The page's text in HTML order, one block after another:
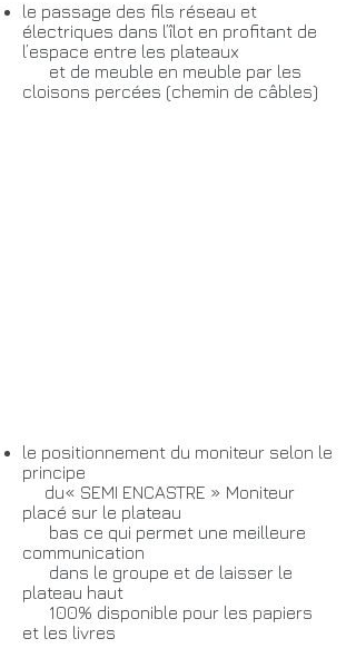
le passage des fils réseau et
électriques dans l’îlot en profitant de
l’espace entre les plateaux
et de meuble en meuble par les
cloisons percées (chemin de câbles)
le positionnement du moniteur selon le
principe
du« SEMI ENCASTRE » Moniteur
placé sur le plateau
bas ce qui permet une meilleure
communication
dans le groupe et de laisser le
plateau haut
100% disponible pour les papiers
et les livres